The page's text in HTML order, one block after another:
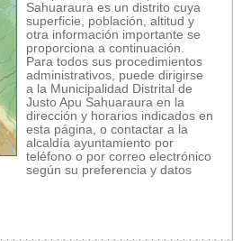
Sahuaraura es un distrito cuya
superficie, población, altitud y
otra información importante se
proporciona a continuación.
Para todos sus procedimientos
administrativos, puede dirigirse
a la Municipalidad Distrital de
Justo Apu Sahuaraura en la
dirección y horarios indicados en
esta página, o contactar a la
alcaldía ayuntamiento por
teléfono o por correo electrónico
según su preferencia y datos